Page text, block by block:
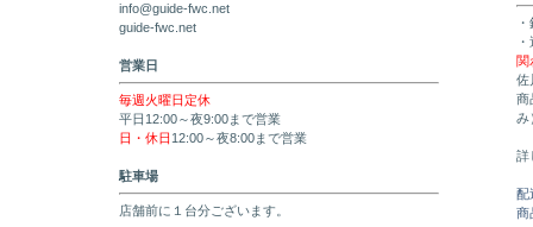
info@guide-fwc.net
guide-fwc.net
営業日
毎週火曜日定休
平日12:00～夜9:00まで営業
日・休日 12:00～夜8:00まで営業
駐車場
店舗前に１台分ございます。
関
佐
商
み
詳
配
商